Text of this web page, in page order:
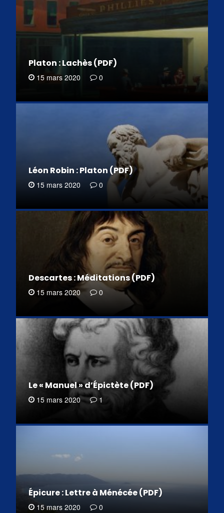
Platon : Lachès (PDF)
15 mars 2020 0
Léon Robin : Platon (PDF)
15 mars 2020 0
Descartes : Méditations (PDF)
15 mars 2020 0
Le « Manuel » d’Épictète (PDF)
15 mars 2020 1
Épicure : Lettre à Ménécée (PDF)
15 mars 2020 0